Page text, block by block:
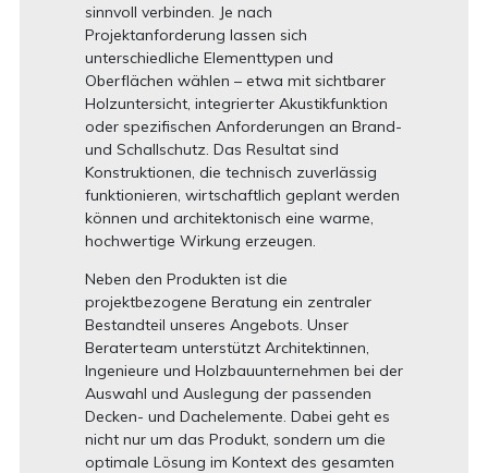
sinnvoll verbinden. Je nach
Projektanforderung lassen sich
unterschiedliche Elementtypen und
Oberflächen wählen – etwa mit sichtbarer
Holzuntersicht, integrierter Akustikfunktion
oder spezifischen Anforderungen an Brand-
und Schallschutz. Das Resultat sind
Konstruktionen, die technisch zuverlässig
funktionieren, wirtschaftlich geplant werden
können und architektonisch eine warme,
hochwertige Wirkung erzeugen.
Neben den Produkten ist die
projektbezogene Beratung ein zentraler
Bestandteil unseres Angebots. Unser
Beraterteam unterstützt Architektinnen,
Ingenieure und Holzbauunternehmen bei der
Auswahl und Auslegung der passenden
Decken- und Dachelemente. Dabei geht es
nicht nur um das Produkt, sondern um die
optimale Lösung im Kontext des gesamten